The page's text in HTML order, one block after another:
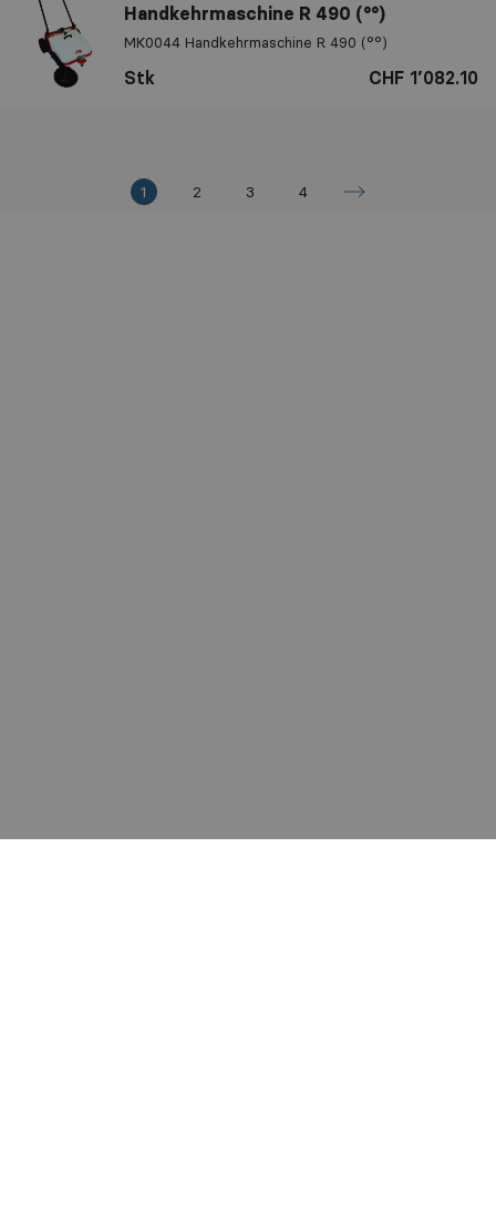
Handkehrmaschine R 490 (°°)
MK0044 Handkehrmaschine R 490 (°°)
Stk CHF 1’082.10
1 2 3 4